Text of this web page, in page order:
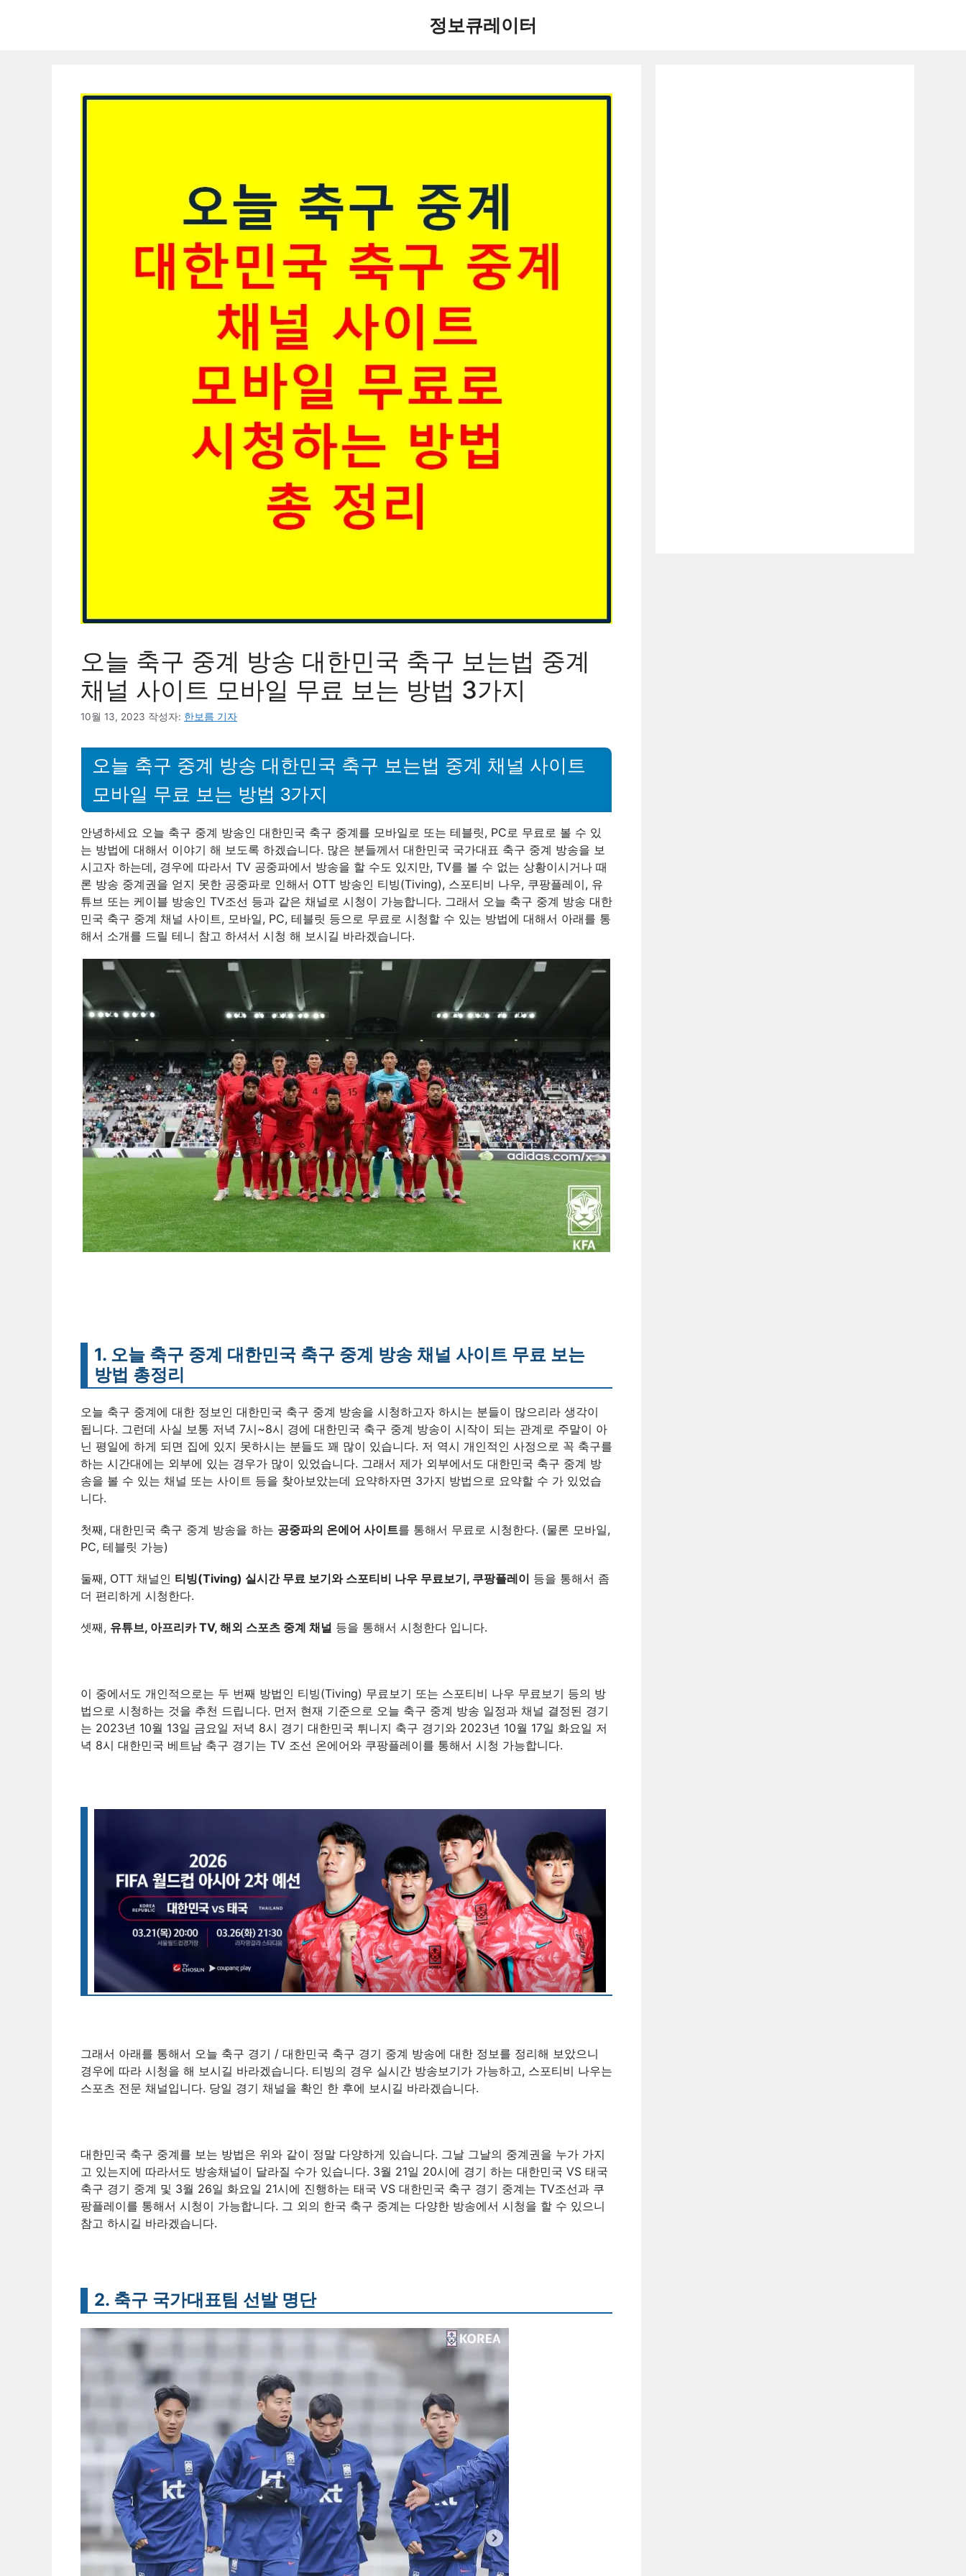
정보큐레이터
오늘 축구 중계 방송 대한민국 축구 보는법 중계
채널 사이트 모바일 무료 보는 방법 3가지
10월 13, 2023 작성자: 한보름 기자
오늘 축구 중계 방송 대한민국 축구 보는법 중계 채널 사이트
모바일 무료 보는 방법 3가지
안녕하세요 오늘 축구 중계 방송인 대한민국 축구 중계를 모바일로 또는 테블릿, PC로 무료로 볼 수 있
는 방법에 대해서 이야기 해 보도록 하겠습니다. 많은 분들께서 대한민국 국가대표 축구 중계 방송을 보
시고자 하는데, 경우에 따라서 TV 공중파에서 방송을 할 수도 있지만, TV를 볼 수 없는 상황이시거나 때
론 방송 중계권을 얻지 못한 공중파로 인해서 OTT 방송인 티빙(Tiving), 스포티비 나우, 쿠팡플레이, 유
튜브 또는 케이블 방송인 TV조선 등과 같은 채널로 시청이 가능합니다. 그래서 오늘 축구 중계 방송 대한
민국 축구 중계 채널 사이트, 모바일, PC, 테블릿 등으로 무료로 시청할 수 있는 방법에 대해서 아래를 통
해서 소개를 드릴 테니 참고 하셔서 시청 해 보시길 바라겠습니다.
1. 오늘 축구 중계 대한민국 축구 중계 방송 채널 사이트 무료 보는
방법 총정리
오늘 축구 중계에 대한 정보인 대한민국 축구 중계 방송을 시청하고자 하시는 분들이 많으리라 생각이
됩니다. 그런데 사실 보통 저녁 7시~8시 경에 대한민국 축구 중계 방송이 시작이 되는 관계로 주말이 아
닌 평일에 하게 되면 집에 있지 못하시는 분들도 꽤 많이 있습니다. 저 역시 개인적인 사정으로 꼭 축구를
하는 시간대에는 외부에 있는 경우가 많이 있었습니다. 그래서 제가 외부에서도 대한민국 축구 중계 방
송을 볼 수 있는 채널 또는 사이트 등을 찾아보았는데 요약하자면 3가지 방법으로 요약할 수 가 있었습
니다.
첫째, 대한민국 축구 중계 방송을 하는 공중파의 온에어 사이트를 통해서 무료로 시청한다. (물론 모바일,
PC, 테블릿 가능)
둘째, OTT 채널인 티빙(Tiving) 실시간 무료 보기와 스포티비 나우 무료보기, 쿠팡플레이 등을 통해서 좀
더 편리하게 시청한다.
셋째, 유튜브, 아프리카 TV, 해외 스포츠 중계 채널 등을 통해서 시청한다 입니다.
이 중에서도 개인적으로는 두 번째 방법인 티빙(Tiving) 무료보기 또는 스포티비 나우 무료보기 등의 방
법으로 시청하는 것을 추천 드립니다. 먼저 현재 기준으로 오늘 축구 중계 방송 일정과 채널 결정된 경기
는 2023년 10월 13일 금요일 저녁 8시 경기 대한민국 튀니지 축구 경기와 2023년 10월 17일 화요일 저
녁 8시 대한민국 베트남 축구 경기는 TV 조선 온에어와 쿠팡플레이를 통해서 시청 가능합니다.
그래서 아래를 통해서 오늘 축구 경기 / 대한민국 축구 경기 중계 방송에 대한 정보를 정리해 보았으니
경우에 따라 시청을 해 보시길 바라겠습니다. 티빙의 경우 실시간 방송보기가 가능하고, 스포티비 나우는
스포츠 전문 채널입니다. 당일 경기 채널을 확인 한 후에 보시길 바라겠습니다.
대한민국 축구 중계를 보는 방법은 위와 같이 정말 다양하게 있습니다. 그날 그날의 중계권을 누가 가지
고 있는지에 따라서도 방송채널이 달라질 수가 있습니다. 3월 21일 20시에 경기 하는 대한민국 VS 태국
축구 경기 중계 및 3월 26일 화요일 21시에 진행하는 태국 VS 대한민국 축구 경기 중계는 TV조선과 쿠
팡플레이를 통해서 시청이 가능합니다. 그 외의 한국 축구 중계는 다양한 방송에서 시청을 할 수 있으니
참고 하시길 바라겠습니다.
2. 축구 국가대표팀 선발 명단